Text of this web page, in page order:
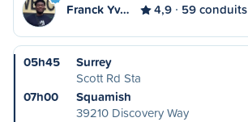
Franck Yv… 4,9 59 conduits
05h45
Surrey
Scott Rd Sta
07h00
Squamish
39210 Discovery Way